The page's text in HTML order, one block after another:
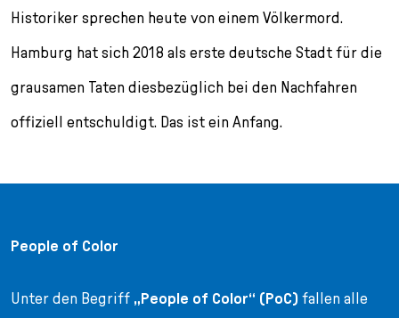
Historiker sprechen heute von einem Völkermord.
Hamburg hat sich 2018 als erste deutsche Stadt für die
grausamen Taten diesbezüglich bei den Nachfahren
offiziell entschuldigt. Das ist ein Anfang.
People of Color
Unter den Begriff „People of Color“ (PoC) fallen alle